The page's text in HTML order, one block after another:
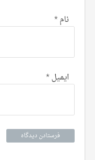
نام*
ایمیل*